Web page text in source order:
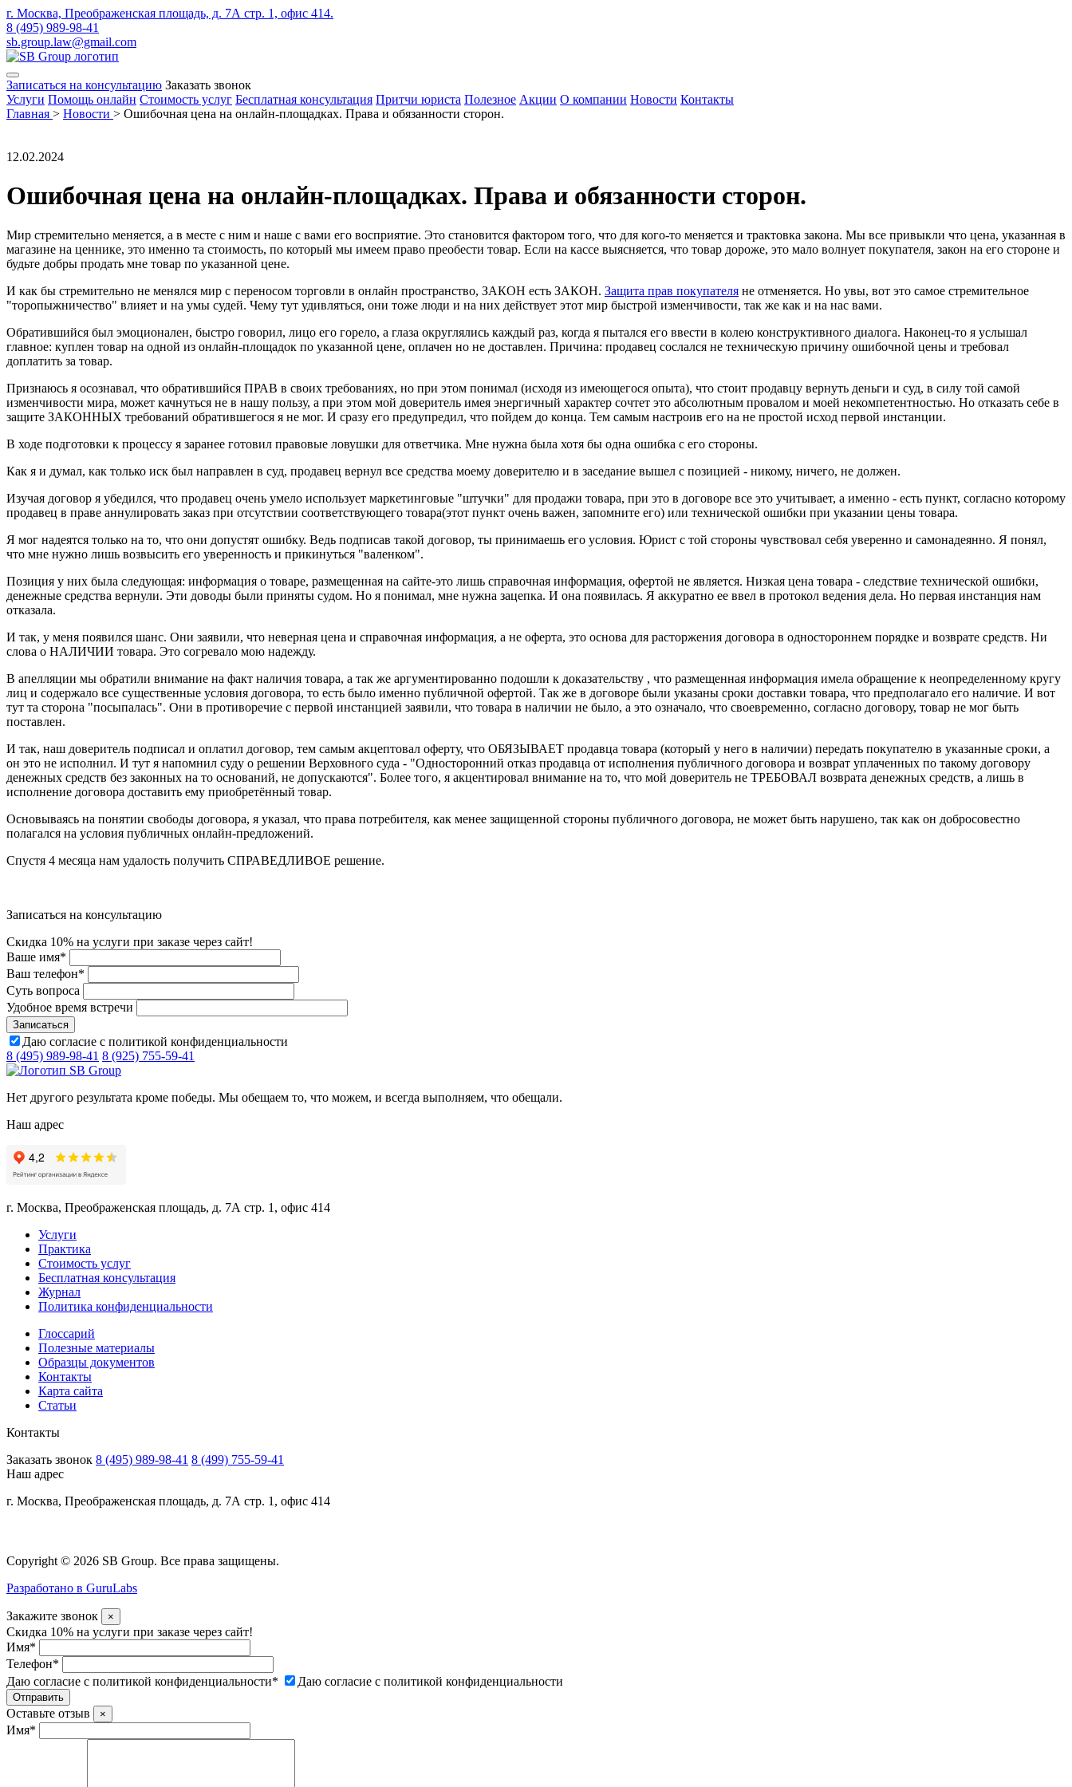
г. Москва, Преображенская площадь, д. 7А стр. 1, офис 414.
8 (495) 989-98-41
sb.group.law@gmail.com
Записаться на консультацию Заказать звонок
Услуги Помощь онлайн Стоимость услуг Бесплатная консультация Притчи юриста Полезное Акции О компании Новости Контакты
Главная > Новости > Ошибочная цена на онлайн-площадках. Права и обязанности сторон.
12.02.2024
Ошибочная цена на онлайн-площадках. Права и обязанности сторон.
Мир стремительно меняется, а в месте с ним и наше с вами его восприятие. Это становится фактором того, что для кого-то меняется и трактовка закона. Мы все привыкли что цена, указанная в
магазине на ценнике, это именно та стоимость, по который мы имеем право преобести товар. Если на кассе выясняется, что товар дороже, это мало волнует покупателя, закон на его стороне и
будьте добры продать мне товар по указанной цене.
И как бы стремительно не менялся мир с переносом торговли в онлайн пространство, ЗАКОН есть ЗАКОН. Защита прав покупателя не отменяется. Но увы, вот это самое стремительное
"торопыжничество" влияет и на умы судей. Чему тут удивляться, они тоже люди и на них действует этот мир быстрой изменчивости, так же как и на нас вами.
Обратившийся был эмоционален, быстро говорил, лицо его горело, а глаза округлялись каждый раз, когда я пытался его ввести в колею конструктивного диалога. Наконец-то я услышал
главное: куплен товар на одной из онлайн-площадок по указанной цене, оплачен но не доставлен. Причина: продавец сослался не техническую причину ошибочной цены и требовал
доплатить за товар.
Признаюсь я осознавал, что обратившийся ПРАВ в своих требованиях, но при этом понимал (исходя из имеющегося опыта), что стоит продавцу вернуть деньги и суд, в силу той самой
изменчивости мира, может качнуться не в нашу пользу, а при этом мой доверитель имея энергичный характер сочтет это абсолютным провалом и моей некомпетентностью. Но отказать себе в
защите ЗАКОННЫХ требований обратившегося я не мог. И сразу его предупредил, что пойдем до конца. Тем самым настроив его на не простой исход первой инстанции.
В ходе подготовки к процессу я заранее готовил правовые ловушки для ответчика. Мне нужна была хотя бы одна ошибка с его стороны.
Как я и думал, как только иск был направлен в суд, продавец вернул все средства моему доверителю и в заседание вышел с позицией - никому, ничего, не должен.
Изучая договор я убедился, что продавец очень умело использует маркетинговые "штучки" для продажи товара, при это в договоре все это учитывает, а именно - есть пункт, согласно которому
продавец в праве аннулировать заказ при отсутствии соответствующего товара(этот пункт очень важен, запомните его) или технической ошибки при указании цены товара.
Я мог надеятся только на то, что они допустят ошибку. Ведь подписав такой договор, ты принимаешь его условия. Юрист с той стороны чувствовал себя уверенно и самонадеянно. Я понял,
что мне нужно лишь возвысить его уверенность и прикинуться "валенком".
Позиция у них была следующая: информация о товаре, размещенная на сайте-это лишь справочная информация, офертой не является. Низкая цена товара - следствие технической ошибки,
денежные средства вернули. Эти доводы были приняты судом. Но я понимал, мне нужна зацепка. И она появилась. Я аккуратно ее ввел в протокол ведения дела. Но первая инстанция нам
отказала.
И так, у меня появился шанс. Они заявили, что неверная цена и справочная информация, а не оферта, это основа для расторжения договора в одностороннем порядке и возврате средств. Ни
слова о НАЛИЧИИ товара. Это согревало мою надежду.
В апелляции мы обратили внимание на факт наличия товара, а так же аргументированно подошли к доказательству , что размещенная информация имела обращение к неопределенному кругу
лиц и содержало все существенные условия договора, то есть было именно публичной офертой. Так же в договоре были указаны сроки доставки товара, что предполагало его наличие. И вот
тут та сторона "посыпалась". Они в противоречие с первой инстанцией заявили, что товара в наличии не было, а это означало, что своевременно, согласно договору, товар не мог быть
поставлен.
И так, наш доверитель подписал и оплатил договор, тем самым акцептовал оферту, что ОБЯЗЫВАЕТ продавца товара (который у него в наличии) передать покупателю в указанные сроки, а
он это не исполнил. И тут я напомнил суду о решении Верховного суда - "Односторонний отказ продавца от исполнения публичного договора и возврат уплаченных по такому договору
денежных средств без законных на то оснований, не допускаются". Более того, я акцентировал внимание на то, что мой доверитель не ТРЕБОВАЛ возврата денежных средств, а лишь в
исполнение договора доставить ему приобретённый товар.
Основываясь на понятии свободы договора, я указал, что права потребителя, как менее защищенной стороны публичного договора, не может быть нарушено, так как он добросовестно
полагался на условия публичных онлайн-предложений.
Спустя 4 месяца нам удалость получить СПРАВЕДЛИВОЕ решение.
Записаться на консультацию
Скидка 10% на услуги при заказе через сайт!
Ваше имя*
Ваш телефон*
Суть вопроса
Удобное время встречи
Даю согласие с политикой конфиденциальности
8 (495) 989-98-41 8 (925) 755-59-41
Нет другого результата кроме победы. Мы обещаем то, что можем, и всегда выполняем, что обещали.
Наш адрес
г. Москва, Преображенская площадь, д. 7А стр. 1, офис 414
Услуги
Практика
Стоимость услуг
Бесплатная консультация
Журнал
Политика конфиденциальности
Глоссарий
Полезные материалы
Образцы документов
Контакты
Карта сайта
Статьи
Контакты
Заказать звонок 8 (495) 989-98-41 8 (499) 755-59-41
Наш адрес
г. Москва, Преображенская площадь, д. 7А стр. 1, офис 414
Copyright © 2026 SB Group. Все права защищены.
Разработано в GuruLabs
Закажите звонок ×
Скидка 10% на услуги при заказе через сайт!
Имя*
Телефон*
Даю согласие с политикой конфиденциальности* Даю согласие с политикой конфиденциальности
Оставьте отзыв ×
Имя*